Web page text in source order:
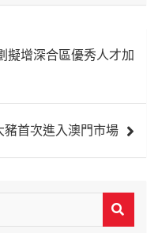
擬增深合區優秀人才加
豬首次進入澳門市場